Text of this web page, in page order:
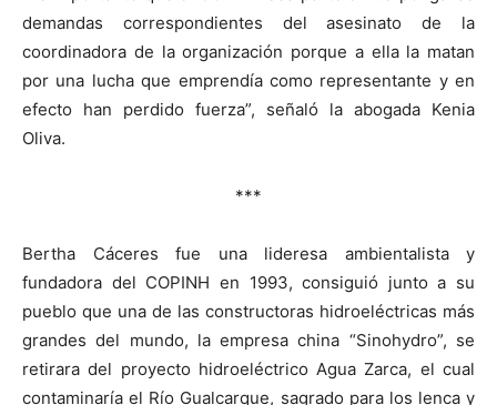
demandas correspondientes del asesinato de la
coordinadora de la organización porque a ella la matan
por una lucha que emprendía como representante y en
efecto han perdido fuerza”, señaló la abogada Kenia
Oliva.
***
Bertha Cáceres fue una lideresa ambientalista y
fundadora del COPINH en 1993, consiguió junto a su
pueblo que una de las constructoras hidroeléctricas más
grandes del mundo, la empresa china “Sinohydro”, se
retirara del proyecto hidroeléctrico Agua Zarca, el cual
contaminaría el Río Gualcarque, sagrado para los lenca y